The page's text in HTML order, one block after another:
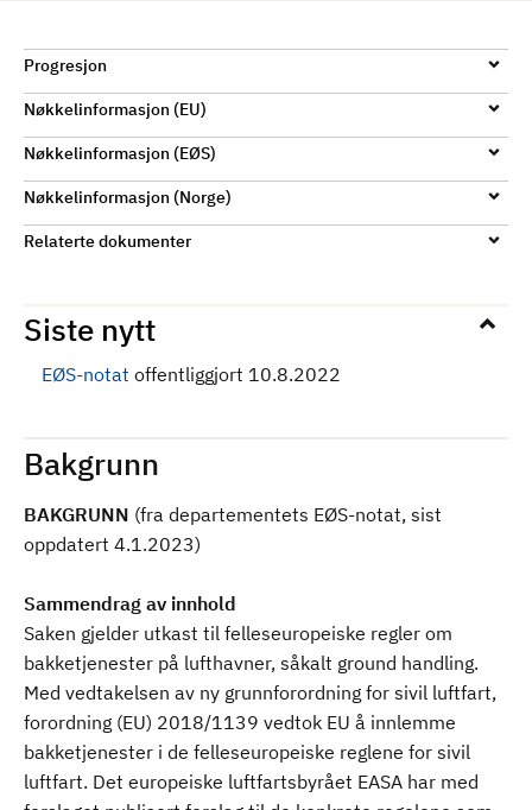
Progresjon
Nøkkelinformasjon (EU)
Nøkkelinformasjon (EØS)
Nøkkelinformasjon (Norge)
Relaterte dokumenter
Siste nytt
EØS-notat offentliggjort 10.8.2022
Bakgrunn
BAKGRUNN (fra departementets EØS-notat, sist
oppdatert 4.1.2023)
Sammendrag av innhold
Saken gjelder utkast til felleseuropeiske regler om
bakketjenester på lufthavner, såkalt ground handling.
Med vedtakelsen av ny grunnforordning for sivil luftfart,
forordning (EU) 2018/1139 vedtok EU å innlemme
bakketjenester i de felleseuropeiske reglene for sivil
luftfart. Det europeiske luftfartsbyrået EASA har med